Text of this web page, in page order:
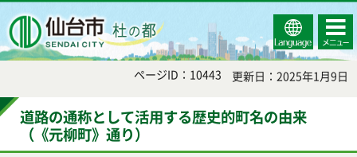
Select
Language
コンテ
ンツメ
ニュー
ページID：10443 更新日：2025年1月9日
道路の通称として活用する歴史的町名の由来
（《元柳町》通り）